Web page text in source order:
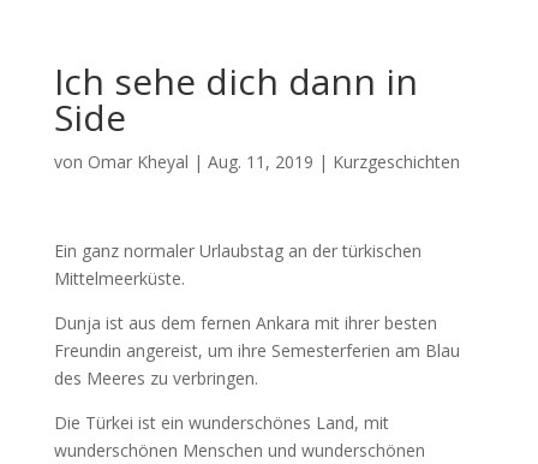
Ich sehe dich dann in
Side
von Omar Kheyal | Aug. 11, 2019 | Kurzgeschichten
Ein ganz normaler Urlaubstag an der türkischen
Mittelmeerküste.
Dunja ist aus dem fernen Ankara mit ihrer besten
Freundin angereist, um ihre Semesterferien am Blau
des Meeres zu verbringen.
Die Türkei ist ein wunderschönes Land, mit
wunderschönen Menschen und wunderschönen